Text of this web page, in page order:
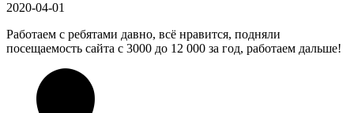
2020-04-01
Работаем с ребятами давно, всё нравится, подняли
посещаемость сайта с 3000 до 12 000 за год, работаем дальше!